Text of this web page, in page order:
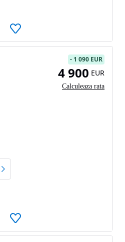
- 1 090 EUR
4 900 EUR
Calculeaza rata